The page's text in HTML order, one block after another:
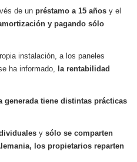
de un préstamo a 15 años y el
y pagando sólo
instalación, a los paneles
ha informado, la rentabilidad
generada tiene distintas prácticas
y sólo se comparten
los propietarios reparten